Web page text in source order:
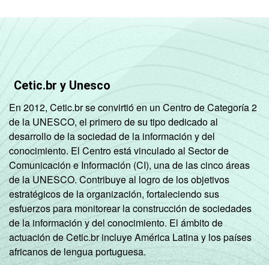
Cetic.br y Unesco
En 2012, Cetic.br se convirtió en un Centro de Categoría 2
de la UNESCO, el primero de su tipo dedicado al
desarrollo de la sociedad de la información y del
conocimiento. El Centro está vinculado al Sector de
Comunicación e Información (CI), una de las cinco áreas
de la UNESCO. Contribuye al logro de los objetivos
estratégicos de la organización, fortaleciendo sus
esfuerzos para monitorear la construcción de sociedades
de la información y del conocimiento. El ámbito de
actuación de Cetic.br incluye América Latina y los países
africanos de lengua portuguesa.